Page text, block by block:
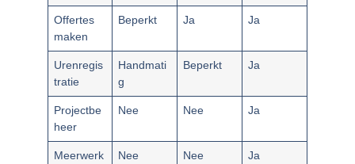
Offertes
maken
Beperkt Ja Ja
Urenregis
tratie
Handmati
g
Beperkt Ja
Projectbe
heer
Nee Nee Ja
Meerwerk
Nee Nee Ja